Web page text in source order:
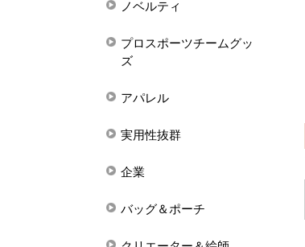
ノベルティ
プロスポーツチームグッ
ズ
アパレル
実用性抜群
企業
バッグ＆ポーチ